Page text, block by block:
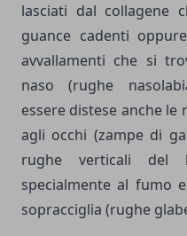
lasciati dal collagene
guance cadenti
avvallamenti che si
naso (rughe
essere distese anche
agli occhi (zampe di
rughe verticali del
specialmente al fumo
sopracciglia (rughe